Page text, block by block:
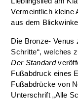
Vermeintlich kleine
aus dem
Die Bronze- Venus
Schritte“, welches
Der Standard
Fußabdruck eines
Fußabdrücke von
Unterschrift „Alle